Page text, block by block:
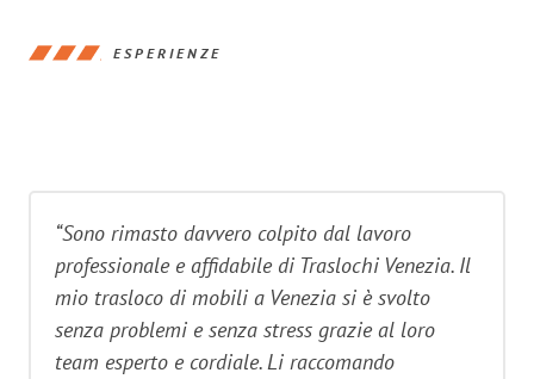
ESPERIENZE
“Sono rimasto davvero colpito dal lavoro
professionale e affidabile di Traslochi Venezia. Il
mio trasloco di mobili a Venezia si è svolto
senza problemi e senza stress grazie al loro
team esperto e cordiale. Li raccomando